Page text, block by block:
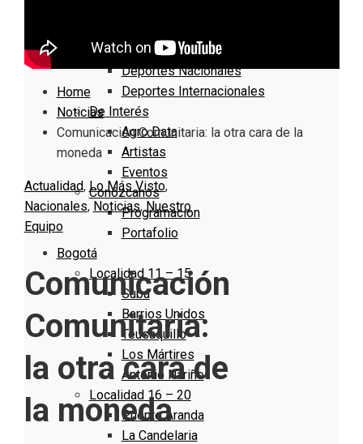
Deportes Locales
Deportes Nacionales
Deportes Internacionales
De Interés
Agro Data
Artistas
Eventos
Conózcanos
Programacion
Portafolio
Bogotá
Localidad 11 – 15
Suba
Barrios Unidos
Teusaquillo
Los Mártires
Antonio Nariño
Localidad 16 – 20
Puente Aranda
La Candelaria
Home
Noticias
Comunicación Comunitaria: la otra cara de la
moneda
Actualidad, Lo Más Visto,
Nacionales, Noticias, Nuestro
Equipo
Comunicación
Comunitaria:
la otra cara de
la moneda